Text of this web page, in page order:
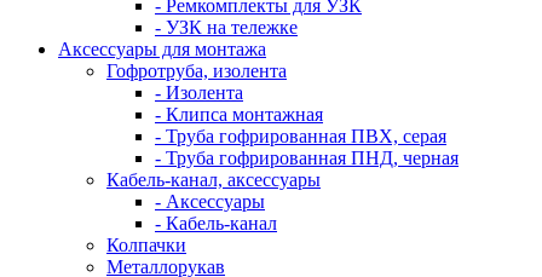
- Ремкомплекты для УЗК
- УЗК на тележке
Аксессуары для монтажа
Гофротруба, изолента
- Изолента
- Клипса монтажная
- Труба гофрированная ПВХ, серая
- Труба гофрированная ПНД, черная
Кабель-канал, аксессуары
- Аксессуары
- Кабель-канал
Колпачки
Металлорукав